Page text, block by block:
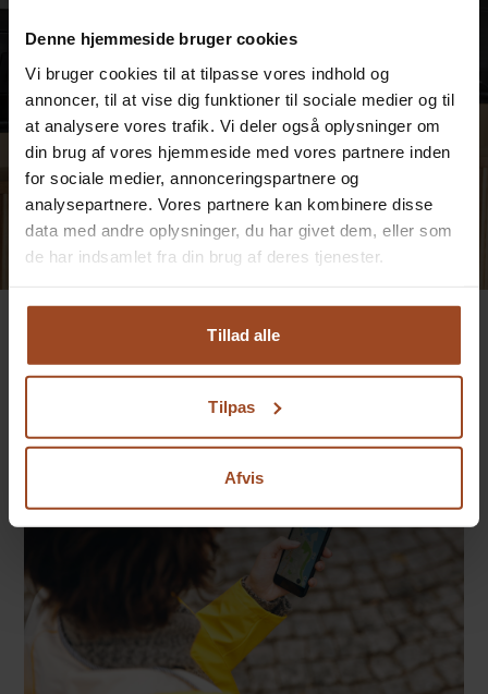
Denne hjemmeside bruger cookies
Vi bruger cookies til at tilpasse vores indhold og
annoncer, til at vise dig funktioner til sociale medier og til
at analysere vores trafik. Vi deler også oplysninger om
din brug af vores hjemmeside med vores partnere inden
for sociale medier, annonceringspartnere og
analysepartnere. Vores partnere kan kombinere disse
data med andre oplysninger, du har givet dem, eller som
de har indsamlet fra din brug af deres tjenester.
På Severin behandler vi alle dine personlige oplysninger
og data med ansvar og respekt. Læs mere her:
https://severinkursuscenter.dk/privatlivspolitik/
Tillad alle
Tilpas
Afvis
konferencepakke
Udfyld formularen, eller ring direkte – så finder vi sammen
den rigtige løsning for jer.
KONTAKT OS
Se også